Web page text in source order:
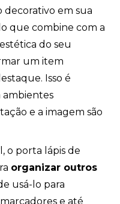
em sua
que combine com a
do seu
um item
Isso é
e a imagem são
o porta lápis de
organizar outros
usá-lo para
e até